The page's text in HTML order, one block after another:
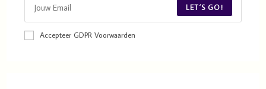
LET´S GO!
Accepteer GDPR Voorwaarden